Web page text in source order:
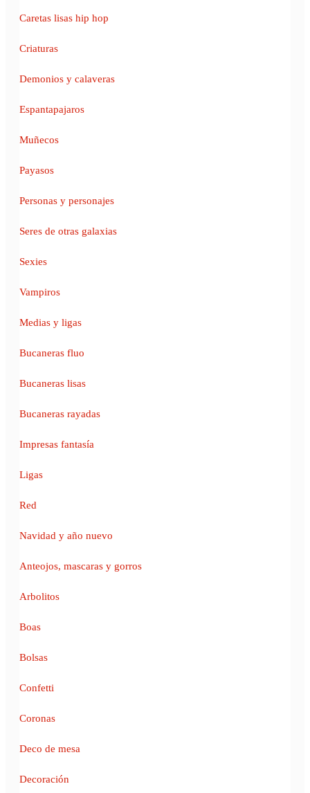
Caretas lisas hip hop
Criaturas
Demonios y calaveras
Espantapajaros
Muñecos
Payasos
Personas y personajes
Seres de otras galaxias
Sexies
Vampiros
Medias y ligas
Bucaneras fluo
Bucaneras lisas
Bucaneras rayadas
Impresas fantasía
Ligas
Red
Navidad y año nuevo
Anteojos, mascaras y gorros
Arbolitos
Boas
Bolsas
Confetti
Coronas
Deco de mesa
Decoración